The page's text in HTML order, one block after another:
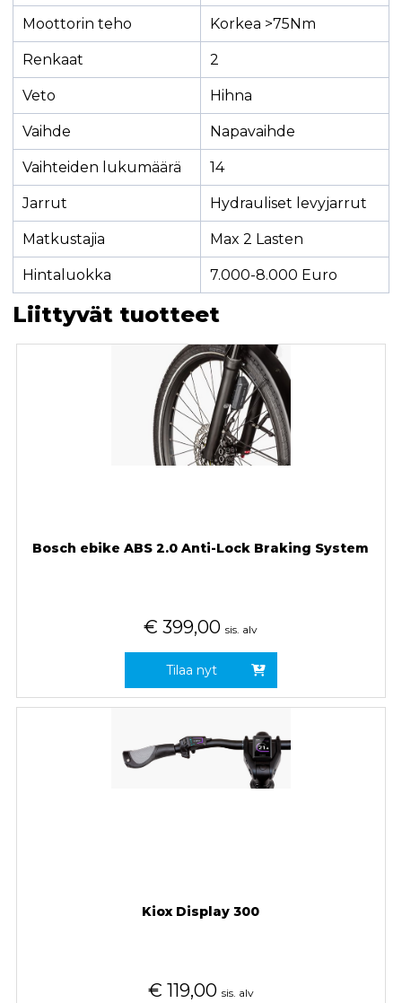
Moottorin teho Korkea >75Nm
Renkaat 2
Veto Hihna
Vaihde Napavaihde
Vaihteiden lukumäärä 14
Jarrut Hydrauliset levyjarrut
Matkustajia Max 2 Lasten
Hintaluokka 7.000-8.000 Euro
Liittyvät tuotteet
Bosch ebike ABS 2.0 Anti-Lock Braking System
€ 399,00 sis. alv
Tilaa nyt
Kiox Display 300
€ 119,00 sis. alv